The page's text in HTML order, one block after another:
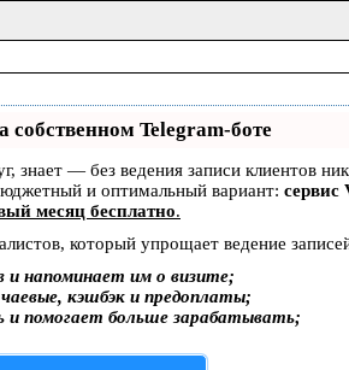
собственном Telegram-боте
знает — без ведения записи клиентов
и оптимальный вариант: сервис
месяц бесплатно.
который упрощает ведение
и напоминает им о визите;
кэшбэк и предоплаты;
и помогает больше зарабатывать;